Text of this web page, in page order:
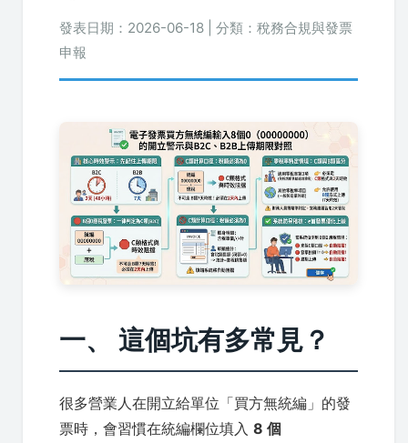
發表日期：2026-06-18 | 分類：稅務合規與發票
申報
一、 這個坑有多常見？
很多營業人在開立給單位「買方無統編」的發
票時，會習慣在統編欄位填入 8 個